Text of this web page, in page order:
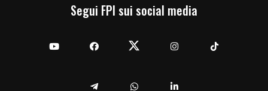
Segui FPI sui social media